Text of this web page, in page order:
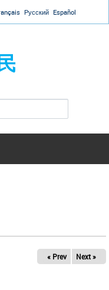
Русский Español
« Prev Next »